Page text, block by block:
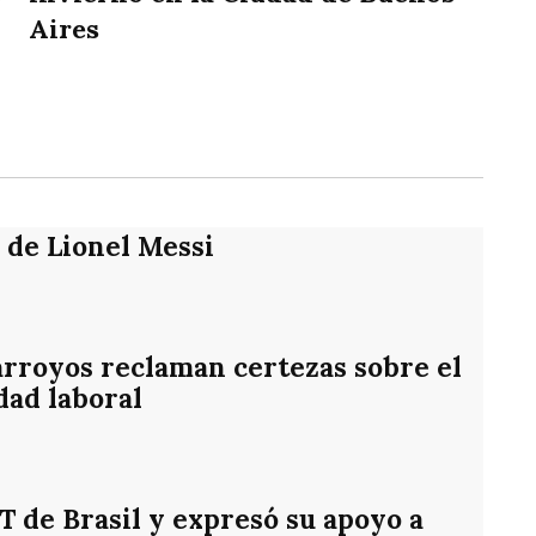
Aires
Lionel Messi
reclaman certezas sobre el
laboral
de Brasil y expresó su apoyo a